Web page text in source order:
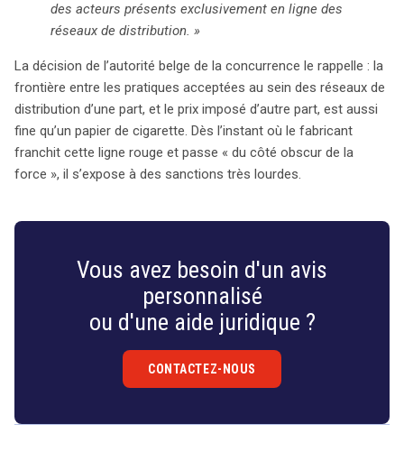
des acteurs présents exclusivement en ligne des
réseaux de distribution. »
La décision de l’autorité belge de la concurrence le rappelle : la
frontière entre les pratiques acceptées au sein des réseaux de
distribution d’une part, et le prix imposé d’autre part, est aussi
fine qu’un papier de cigarette. Dès l’instant où le fabricant
franchit cette ligne rouge et passe « du côté obscur de la
force », il s’expose à des sanctions très lourdes.
Vous avez besoin d'un avis
personnalisé
ou d'une aide juridique ?
CONTACTEZ-NOUS